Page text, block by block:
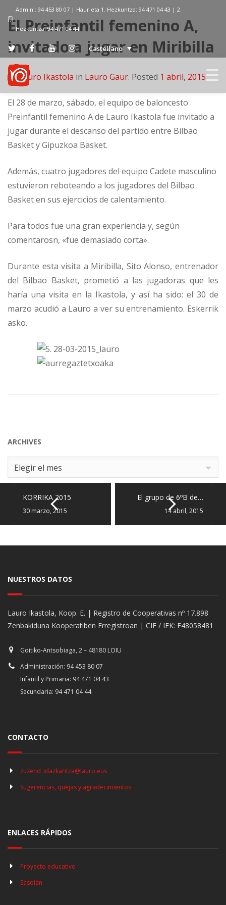
Admin.: 94 453 80 07 | Haur eta 1. Hezkuntza: 94 471 04 43 | 2.
Hezkuntza: 94 471 04 44
Castellano
El Preinfantil femenino A,
invitado a jugar en Miribilla
byLauro Ikastola in Lauro Gaur. Posted 1 abril, 2015
El 28 de marzo, sábado, el equipo de baloncesto
Preinfantil femenino A de Lauro Ikastola fue invitado a
jugar durante el descanso del partido entre Bilbao
Basket y Gipuzkoa Basket.
Además, cuatro jugadores del equipo Cadete masculino
estuvieron reboteando a los jugadores del Bilbao
Basket en sus ejercicios de calentamiento.
Para todos fue una gran experiencia y, según
comentarosn, «fue demasiado corta».
Durante esta visita a Miribilla, Sito Alonso, entrenador
del Bilbao Basket, prometió a las jugadoras que les
haría una visita en la Ikastola, y así ha sido: el 30 de
marzo acudió a Lauro a ver su entrenamiento. Eskerrik
asko.
ARCHIVES
Archives
Elegir el mes
KORRIKA 2015
30 marzo, 2015
El grupo de 6ºB de…
14 abril, 2015
NUESTROS DATOS
Lauro Ikastola, Koop. E. | Registro de Cooperativas nº 17.898
Zenbakiduna Kooperatiben Erregistroan | CIF / IFK: F48058481
Goitiko-Antsobiaga, 2 – 48180 LOIU
Administración: 94 453 80 07
Infantil y Primaria: 94 471 04 43
Secundaria: 94 471 04 44
CONTACTO
zuzend_idazkaritza@lauro.eus
Sugerencias, quejas y agradecimientos
ENLACES RÁPIDOS
Proyecto educativo
Sasoian